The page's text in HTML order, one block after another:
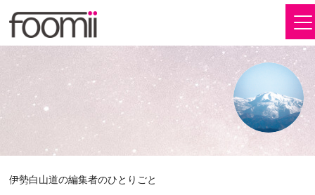
伊勢白山道の編集者のひとりごと